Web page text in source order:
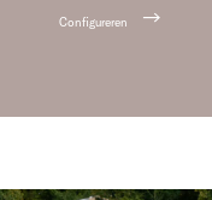
Configureren